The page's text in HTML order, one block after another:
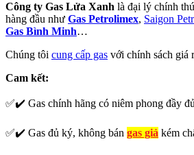
Công ty Gas Lửa Xanh là đại lý chính
hàng đầu như Gas Petrolimex, Saigon
Gas Bình Minh…
Chúng tôi cung cấp gas với chính sách giá
Cam kết:
✅✔️ Gas chính hãng có niêm phong đầy đủ
✅✔️ Gas đủ ký, không bán gas giả kém